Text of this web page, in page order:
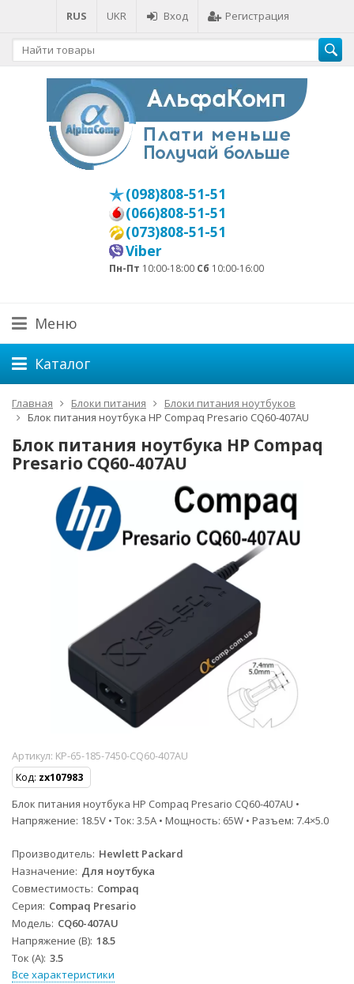
RUS UKR Вход Регистрация
(098)808-51-51
(066)808-51-51
(073)808-51-51
Viber
Пн-Пт 10:00-18:00 Сб 10:00-16:00
Меню
Каталог
Главная Блоки питания
Блоки питания ноутбуков
Блок питания ноутбука HP Compaq Presario CQ60-407AU
Блок питания ноутбука HP Compaq
Presario CQ60-407AU
Артикул: KP-65-185-7450-CQ60-407AU
Код: zx107983
Блок питания ноутбука HP Compaq Presario CQ60-407AU •
Напряжение: 18.5V • Ток: 3.5A • Мощность: 65W • Разъем: 7.4×5.0
Производитель Hewlett Packard
Назначение Для ноутбука
Совместимость Compaq
Серия Compaq Presario
Модель CQ60-407AU
Напряжение (В) 18.5
Ток (А) 3.5
Все характеристики